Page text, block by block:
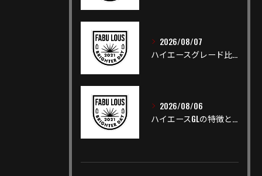
2026/08/07
ハイエースグレード比較で人気や装備差を短時間で把握できる選び方ガイド
2026/08/06
ハイエースGLの特徴と他グレードとの違い徹底解説ガイド